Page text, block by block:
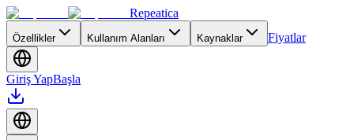
Repeatica
Özellikler Kullanım Alanları Kaynaklar Fiyatlar
Giriş YapBaşla